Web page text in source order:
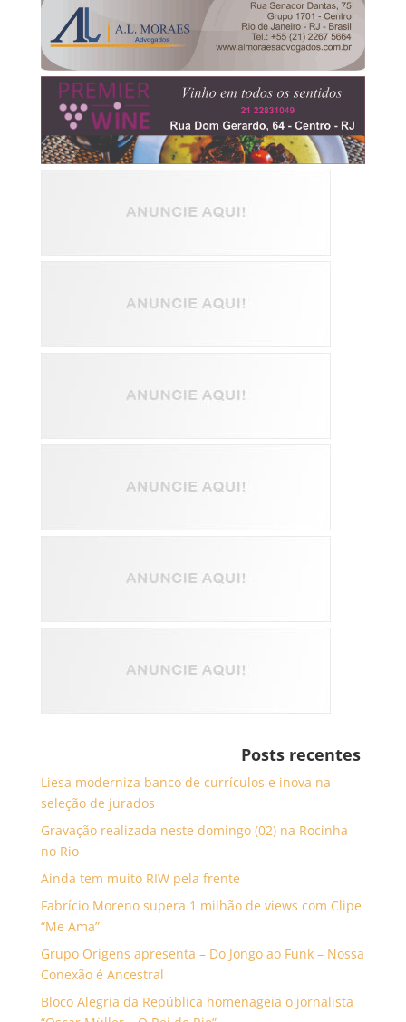
Posts recentes
Liesa moderniza banco de currículos e inova na
seleção de jurados
Gravação realizada neste domingo (02) na Rocinha
no Rio
Ainda tem muito RIW pela frente
Fabrício Moreno supera 1 milhão de views com Clipe
“Me Ama”
Grupo Origens apresenta – Do Jongo ao Funk – Nossa
Conexão é Ancestral
Bloco Alegria da República homenageia o jornalista